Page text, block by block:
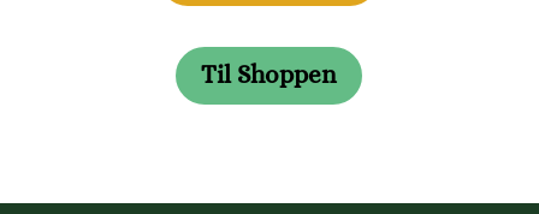
Til Shoppen